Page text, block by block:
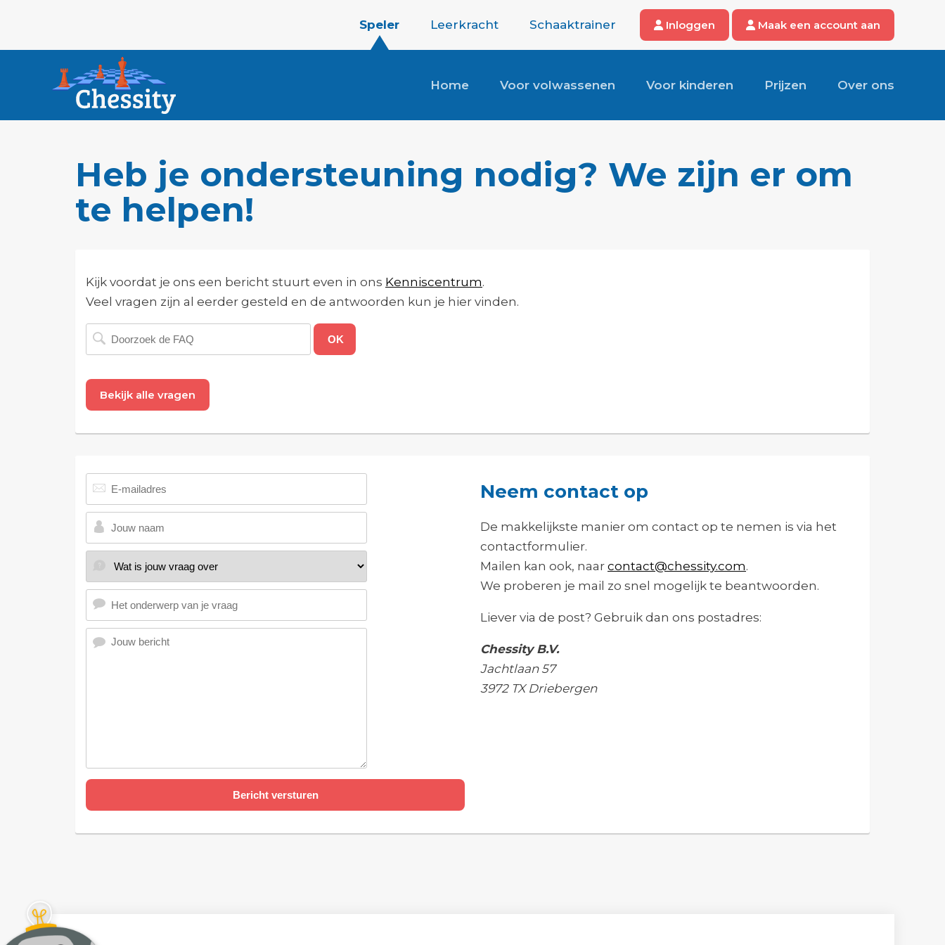
Speler Leerkracht Schaaktrainer Inloggen Maak een account aan
Home Voor volwassenen Voor kinderen Prijzen Over ons
Heb je ondersteuning nodig? We zijn er om
te helpen!
Kijk voordat je ons een bericht stuurt even in ons Kenniscentrum.
Veel vragen zijn al eerder gesteld en de antwoorden kun je hier vinden.
OK
Bekijk alle vragen
Neem contact op
De makkelijkste manier om contact op te nemen is via het
contactformulier.
Mailen kan ook, naar contact@chessity.com.
We proberen je mail zo snel mogelijk te beantwoorden.
Liever via de post? Gebruik dan ons postadres:
Chessity B.V.
Jachtlaan 57
3972 TX Driebergen